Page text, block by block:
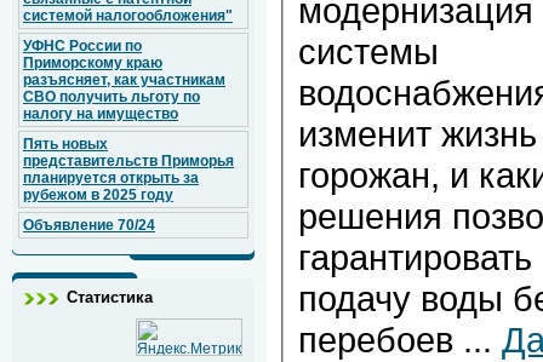
системой налогообложения"
УФНС России по
Приморскому краю
разъясняет, как участникам
СВО получить льготу по
налогу на имущество
Пять новых
представительств Приморья
планируется открыть за
рубежом в 2025 году
Объявление 70/24
Статистика
модернизация
системы
изменит жизнь
горожан, и
решения
гарантировать
подачу воды
перебоев ...